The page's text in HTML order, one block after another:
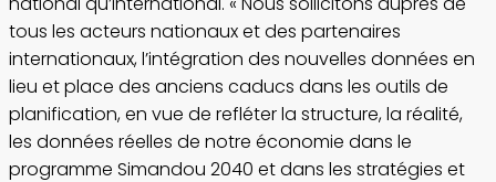
tous les acteurs nationaux et des partenaires
internationaux, l’intégration des nouvelles données en
lieu et place des anciens caducs dans les outils de
planification, en vue de refléter la structure, la réalité,
les données réelles de notre économie dans le
programme Simandou 2040 et dans les stratégies et